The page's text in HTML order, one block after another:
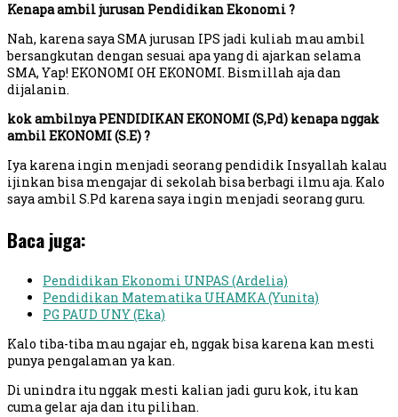
Kenapa ambil jurusan Pendidikan Ekonomi ?
Nah, karena saya SMA jurusan IPS jadi kuliah mau ambil
bersangkutan dengan sesuai apa yang di ajarkan selama
SMA, Yap! EKONOMI OH EKONOMI. Bismillah aja dan
dijalanin.
kok ambilnya PENDIDIKAN EKONOMI (S,Pd) kenapa nggak
ambil EKONOMI (S.E) ?
Iya karena ingin menjadi seorang pendidik Insyallah kalau
ijinkan bisa mengajar di sekolah bisa berbagi ilmu aja. Kalo
saya ambil S.Pd karena saya ingin menjadi seorang guru.
Baca juga:
Pendidikan Ekonomi UNPAS (Ardelia)
Pendidikan Matematika UHAMKA (Yunita)
PG PAUD UNY (Eka)
Kalo tiba-tiba mau ngajar eh, nggak bisa karena kan mesti
punya pengalaman ya kan.
Di unindra itu nggak mesti kalian jadi guru kok, itu kan
cuma gelar aja dan itu pilihan.